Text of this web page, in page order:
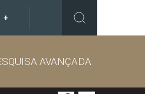
+
AVANÇADA